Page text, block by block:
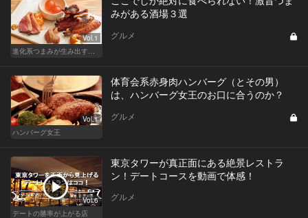
Vol.1
みがある酒場３選
グルメ
Vol.1
ハンバーグ女王
体育会系赤身肉ハンバーグ（とその男）
は、ハンバーグ女王のお口に合うのか？
グルメ
Vol.6
デートの勝率が上がる店
東京タワーが真正面にある絶景レストラ
ン！デートコースを動画で体感！
グルメ